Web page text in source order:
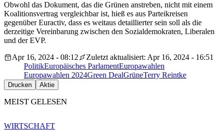
Obwohl das Dokument, das die Grünen anstreben, nicht mit einem
Koalitionsvertrag vergleichbar ist, hieß es aus Parteikreisen
gegenüber Euractiv, dass es weitaus detaillierter sein soll als die
derzeitige Vereinbarung zwischen den Sozialdemokraten, Liberalen
und der EVP.
Apr 16, 2024 - 08:12
Zuletzt aktualisiert: Apr 16, 2024 - 16:51
PolitikEuropäisches ParlamentEuropawahlen
Europawahlen 2024Green DealGrüneTerry Reintke
Drucken Aktie
MEIST GELESEN
WIRTSCHAFT